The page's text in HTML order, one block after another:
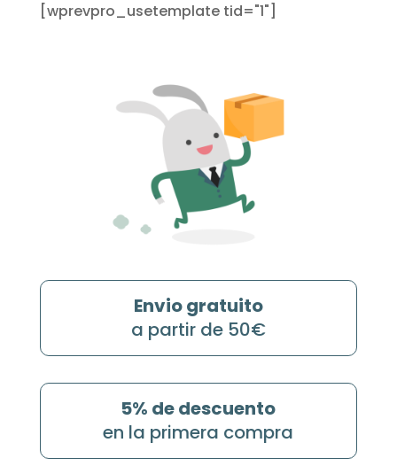
[wprevpro_usetemplate tid="1"]
Envio gratuito
a partir de 50€
5% de descuento
en la primera compra